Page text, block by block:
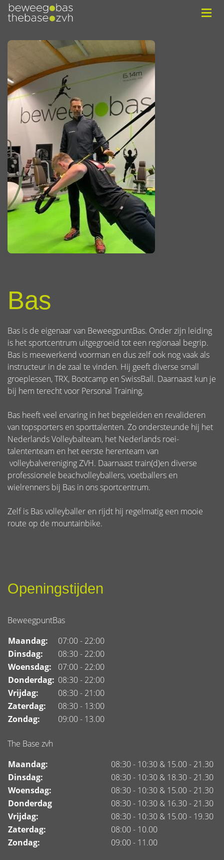
Bas
Bas is de eigenaar van BeweegpuntBas. Onder zijn leiding
is het sportcentrum uitgegroeid tot een regionaal begrip.
Bas is meewerkend voorman en dus zelf ook nog vaak als
instructeur in de zaal te vinden. Hij geeft diverse small
groeplessen, TRX, Bootcamp en SwissBall. Daarnaast kun je
bij hem terecht voor Personal Training.
Bas heeft veel ervaring in het begeleiden en revalideren
van topsporters en sporttalenten. Zo ondersteunde hij het
Nederlands Volleybalteam, het Nederlands roei-
talententeam en het eerste herenteam van
volleybalvereniging ZVH. Daarnaast train(d)en diverse
professionele beachvolleyballers, voetballers en
wielrenners bij Bas in ons sportcentrum.
Zelf is Bas volleyballer en rijdt hij regelmatig een mooie
route op de mountainbike.
Openingstijden
BeweegpuntBas
Maandag:
07:00 - 22:00
Dinsdag:
08:30 - 22:00
Woensdag:
07:00 - 22:00
Donderdag: 08:30 - 22:00
Vrijdag:
08:30 - 21:00
Zaterdag:
08:30 - 13:00
Zondag:
09:00 - 13.00
The Base zvh
Maandag:
08:30 - 10:30 & 15.00 - 21.30
Dinsdag:
08:30 - 10:30 & 18.30 - 21.30
Woensdag:
08:30 - 10:30 & 15.00 - 21.30
Donderdag
08:30 - 10:30 & 16.30 - 21.30
Vrijdag:
08:30 - 10:30 & 15.00 - 19.30
Zaterdag:
08:00 - 10.00
Zondag:
09:00 - 11.00